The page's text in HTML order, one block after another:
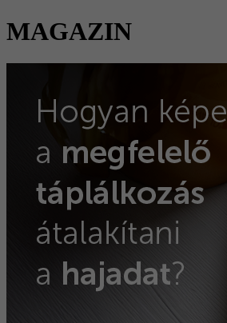
MAGAZIN